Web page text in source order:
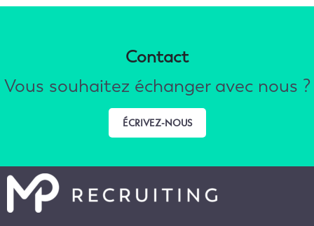
Contact
Vous souhaitez échanger avec nous ?
ÉCRIVEZ-NOUS